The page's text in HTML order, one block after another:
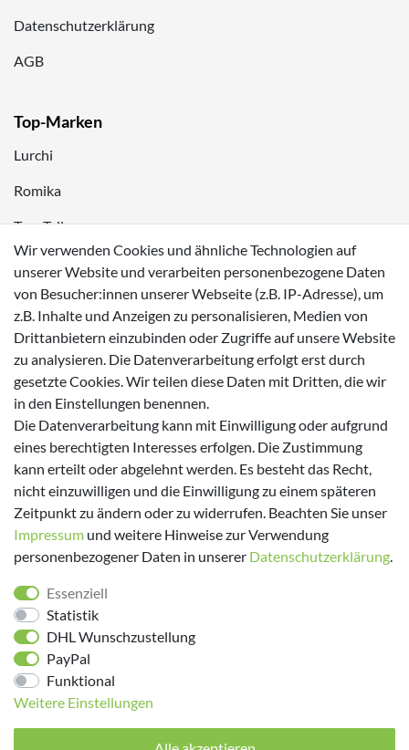
Datenschutzerklärung
AGB
Top-Marken
Lurchi
Romika
Tom Tailor
Zahlungsmöglichkeiten
Versanddienstleister
Folge uns!
Wir verwenden Cookies und ähnliche Technologien auf
unserer Website und verarbeiten personenbezogene Daten
von Besucher:innen unserer Webseite (z.B. IP-Adresse), um
z.B. Inhalte und Anzeigen zu personalisieren, Medien von
Drittanbietern einzubinden oder Zugriffe auf unsere Website
zu analysieren. Die Datenverarbeitung erfolgt erst durch
gesetzte Cookies. Wir teilen diese Daten mit Dritten, die wir
in den Einstellungen benennen.
Die Datenverarbeitung kann mit Einwilligung oder aufgrund
eines berechtigten Interesses erfolgen. Die Zustimmung
kann erteilt oder abgelehnt werden. Es besteht das Recht,
nicht einzuwilligen und die Einwilligung zu einem späteren
Zeitpunkt zu ändern oder zu widerrufen. Beachten Sie unser
Impressum und weitere Hinweise zur Verwendung
personenbezogener Daten in unserer Daten­schutz­erklärung.
Essenziell
Statistik
DHL Wunschzustellung
PayPal
Funktional
Weitere Einstellungen